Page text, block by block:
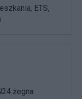
ETS,
żegna